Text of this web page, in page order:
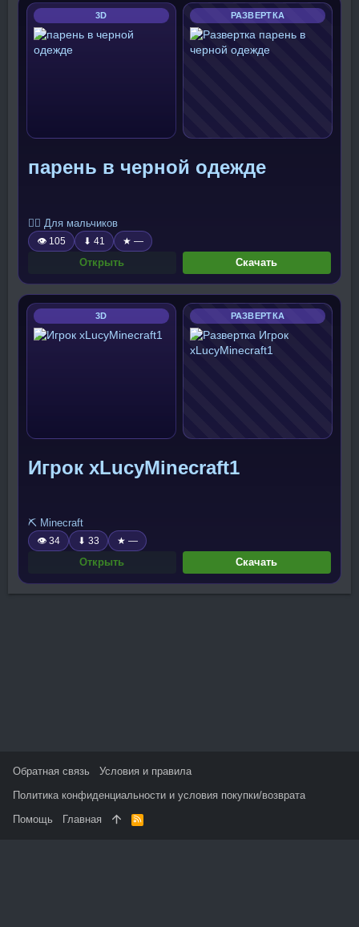
3D РАЗВЕРТКА
парень в черной одежде
🧍‍♂️ Для мальчиков
👁 105 ⬇ 41 ★ —
Открыть Скачать
3D РАЗВЕРТКА
Игрок xLucyMinecraft1
⛏️ Minecraft
👁 34 ⬇ 33 ★ —
Открыть Скачать
Обратная связь
Условия и правила
Политика конфиденциальности и условия покупки/возврата
Помощь
Главная
R